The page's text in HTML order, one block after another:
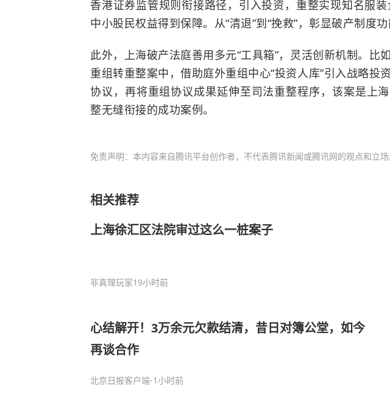
香港证券监管规则衔接路径，引入投资，重整实现知名服
中小股民权益得到保障。 从“清退”到“挽救”，彰显破产制度功
此外，上海破产法庭善用多元“工具箱”，灵活创新机制。比
重组转重整案中，借助庭外重组中心“投资人库”引入战略投
协议，再将重组协议成果延伸至司法重整程序，该案是上
整无缝衔接的成功案例。
免责声明：本内容来自腾讯平台创作者，不代表腾讯新闻或腾讯网的观点和立场
相关推荐
上海徐汇区法院审过这么一桩案子
非真理玩家19小时前
心结解开！3万余元欠款结清，昔日对簿公堂，如今
再谈合作
北京日报客户端-1小时前